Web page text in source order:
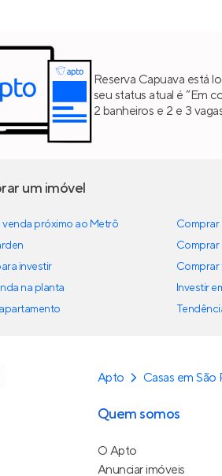
Reserva Capuava está
seu status atual é “Em
2 banheiros e 2 e 3
um imóvel
próximo ao Metrô
investir
na planta
Comprar
Comprar
Comprar
Investir
Apto Casas em São
Quem somos
O Apto
Anunciar imóveis